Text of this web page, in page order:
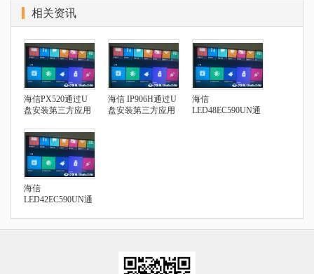
相关资讯
海信PX520通过U
盘安装第三方应用
海信 IP906H通过U
盘安装第三方应用
海信
LED48EC590UN通
海信
LED42EC590UN通
应用